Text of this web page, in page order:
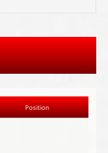
Position